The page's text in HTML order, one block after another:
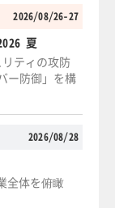
2026/08/26-27
夏
ティの攻防
ー防御」を構
2026/08/28
全体を俯瞰